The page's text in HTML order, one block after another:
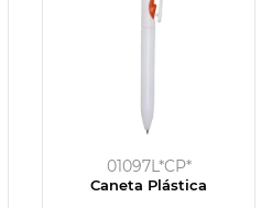
01097L*CP*
Caneta Plástica